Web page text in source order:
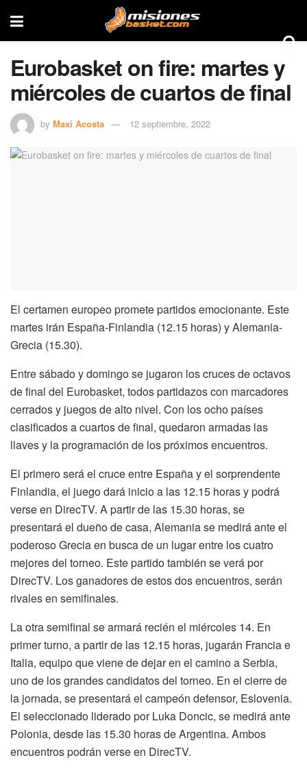
Eurobasket on fire: martes y
miércoles de cuartos de final
by Maxi Acosta 12 septiembre, 2022
El certamen europeo promete partidos emocionante. Este
martes irán España-Finlandia (12.15 horas) y Alemania-
Grecia (15.30).
Entre sábado y domingo se jugaron los cruces de octavos
de final del Eurobasket, todos partidazos con marcadores
cerrados y juegos de alto nivel. Con los ocho países
clasificados a cuartos de final, quedaron armadas las
llaves y la programación de los próximos encuentros.
El primero será el cruce entre España y el sorprendente
Finlandia, el juego dará inicio a las 12.15 horas y podrá
verse en DirecTV. A partir de las 15.30 horas, se
presentará el dueño de casa, Alemania se medirá ante el
poderoso Grecia en busca de un lugar entre los cuatro
mejores del torneo. Este partido también se verá por
DirecTV. Los ganadores de estos dos encuentros, serán
rivales en semifinales.
La otra semifinal se armará recién el miércoles 14. En
primer turno, a partir de las 12.15 horas, jugarán Francia e
Italia, equipo que viene de dejar en el camino a Serbia,
uno de los grandes candidatos del torneo. En el cierre de
la jornada, se presentará el campeón defensor, Eslovenia.
El seleccionado liderado por Luka Doncic, se medirá ante
Polonia, desde las 15.30 horas de Argentina. Ambos
encuentros podrán verse en DirecTV.